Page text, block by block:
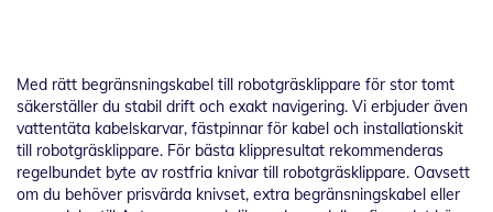
Med rätt begränsningskabel till robotgräsklippare för stor tomt
säkerställer du stabil drift och exakt navigering. Vi erbjuder även
vattentäta kabelskarvar, fästpinnar för kabel och installationskit
till robotgräsklippare. För bästa klippresultat rekommenderas
regelbundet byte av rostfria knivar till robotgräsklippare. Oavsett
om du behöver prisvärda knivset, extra begränsningskabel eller